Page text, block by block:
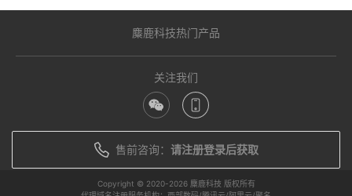
麋鹿科技热门产品
关注我们
售前咨询： 请注册登录后获取
Copyright © 2020-2026 麋鹿科技 版权所有